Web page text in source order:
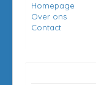
Homepage
Over ons
Contact